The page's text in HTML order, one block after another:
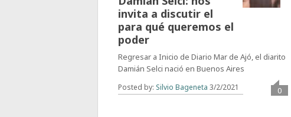
invita a discutir el
para qué queremos el
poder
Regresar a Inicio de Diario Mar de Ajó, el diarito
Damián Selci nació en Buenos Aires
Posted by: Silvio Bageneta 3/2/2021 0